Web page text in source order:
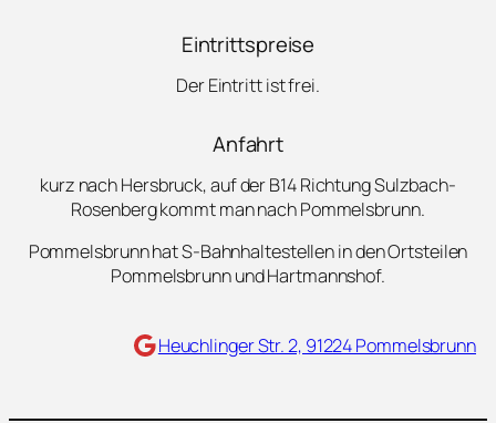
Eintrittspreise
Der Eintritt ist frei.
Anfahrt
kurz nach Hersbruck, auf der B14 Richtung Sulzbach-
Rosenberg kommt man nach Pommelsbrunn.
Pommelsbrunn hat S-Bahnhaltestellen in den Ortsteilen
Pommelsbrunn und Hartmannshof.
Maps Heuchlinger Str. 2, 91224 Pommelsbrunn